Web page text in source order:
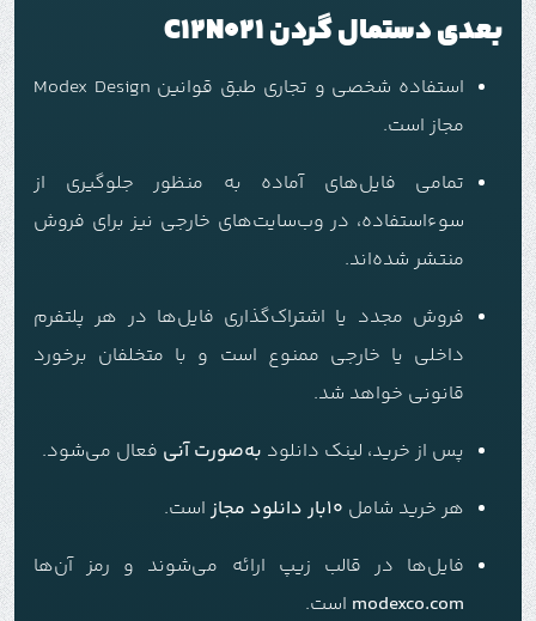
بعدی دستمال گردن C12N021
استفاده شخصی و تجاری طبق قوانین Modex Design
مجاز است.
تمامی فایل‌های آماده به منظور جلوگیری از
سوءاستفاده، در وب‌سایت‌های خارجی نیز برای فروش
منتشر شده‌اند.
فروش مجدد یا اشتراک‌گذاری فایل‌ها در هر پلتفرم
داخلی یا خارجی ممنوع است و با متخلفان برخورد
قانونی خواهد شد.
پس از خرید، لینک دانلود به‌صورت آنی فعال می‌شود.
هر خرید شامل 10بار دانلود مجاز
است.
فایل‌ها در قالب زیپ ارائه می‌شوند و رمز آن‌ها
modexco.com است.